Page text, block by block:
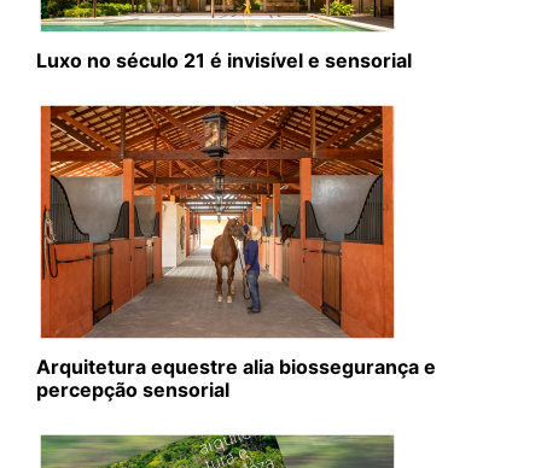
Luxo no século 21 é invisível e sensorial
Arquitetura equestre alia biossegurança e
percepção sensorial